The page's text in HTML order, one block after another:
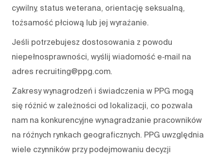
cywilny, status weterana, orientację seksualną,
tożsamość płciową lub jej wyrażanie.
Jeśli potrzebujesz dostosowania z powodu
niepełnosprawności, wyślij wiadomość e‑mail na
adres recruiting@ppg.com.
Zakresy wynagrodzeń i świadczenia w PPG mogą
się różnić w zależności od lokalizacji, co pozwala
nam na konkurencyjne wynagradzanie pracowników
na różnych rynkach geograficznych. PPG uwzględnia
wiele czynników przy podejmowaniu decyzji